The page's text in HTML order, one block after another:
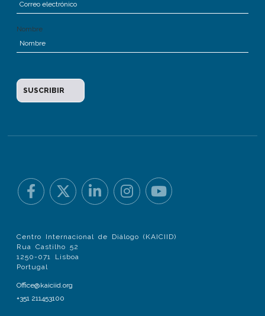
Nombre
Centro Internacional de Diálogo (KAICIID)
Rua Castilho 52
1250-071 Lisboa
Portugal
Office@kaiciid.org
+351 211453100